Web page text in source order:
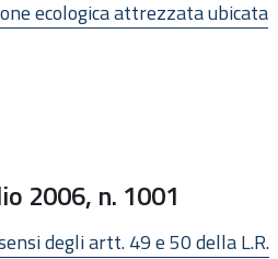
ecologica attrezzata ubicata
2006, n. 1001
degli artt. 49 e 50 della L.R.